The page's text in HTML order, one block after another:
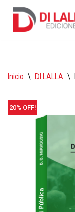
Inicio \ DI LALLA \
20% OFF!